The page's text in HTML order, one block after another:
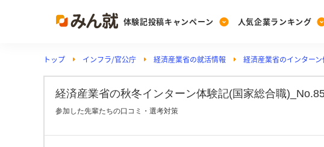
体験記投稿キャンペーン
Post
投稿する
人気企業ランキング
Ranking
ランキングを見る
Vote
PickUp
注目の企業特集
トップ インフラ/官公庁 経済産業省の就活情報 経済産業省のインター
経済産業省の秋冬インターン体験記(国家総合職
参加した先輩たちの口コミ・選考対策